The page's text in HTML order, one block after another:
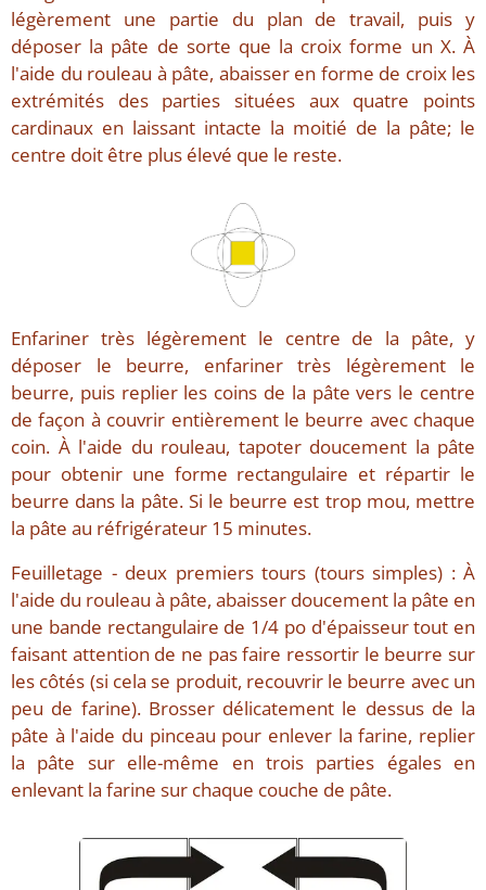
légèrement une partie du plan de travail, puis y
déposer la pâte de sorte que la croix forme un X. À
l'aide du rouleau à pâte, abaisser en forme de croix les
extrémités des parties situées aux quatre points
cardinaux en laissant intacte la moitié de la pâte; le
centre doit être plus élevé que le reste.
Enfariner très légèrement le centre de la pâte, y
déposer le beurre, enfariner très légèrement le
beurre, puis replier les coins de la pâte vers le centre
de façon à couvrir entièrement le beurre avec chaque
coin. À l'aide du rouleau, tapoter doucement la pâte
pour obtenir une forme rectangulaire et répartir le
beurre dans la pâte. Si le beurre est trop mou, mettre
la pâte au réfrigérateur 15 minutes.
Feuilletage - deux premiers tours (tours simples) : À
l'aide du rouleau à pâte, abaisser doucement la pâte en
une bande rectangulaire de 1/4 po d'épaisseur tout en
faisant attention de ne pas faire ressortir le beurre sur
les côtés (si cela se produit, recouvrir le beurre avec un
peu de farine). Brosser délicatement le dessus de la
pâte à l'aide du pinceau pour enlever la farine, replier
la pâte sur elle-même en trois parties égales en
enlevant la farine sur chaque couche de pâte.